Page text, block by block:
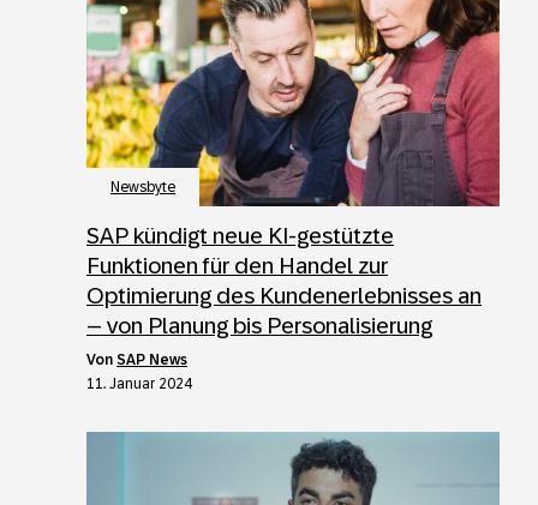
Newsbyte
SAP kündigt neue KI-gestützte
Funktionen für den Handel zur
Optimierung des Kundenerlebnisses an
– von Planung bis Personalisierung
von SAP News
11. Januar 2024